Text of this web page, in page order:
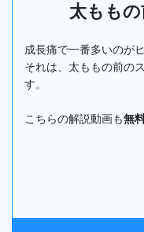
太もも
成長痛で一番多いのが
それは、太ももの前の
す。
こちらの解説動画も無